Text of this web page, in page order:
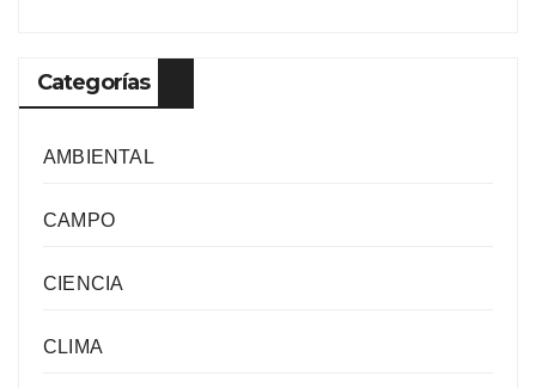
Categorías
AMBIENTAL
CAMPO
CIENCIA
CLIMA